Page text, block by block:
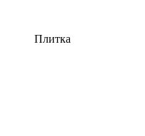
Плитка